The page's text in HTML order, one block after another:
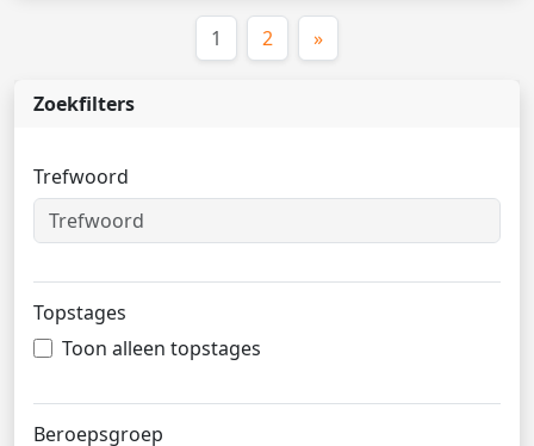
Zoekfilters
Trefwoord
Topstages
Toon alleen topstages
Beroepsgroep
1 (huidige)
2 »